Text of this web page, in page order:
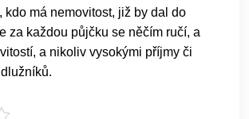
kdo má nemovitost, již by dal do
za každou půjčku se něčím ručí, a
a nikoliv vysokými příjmy či